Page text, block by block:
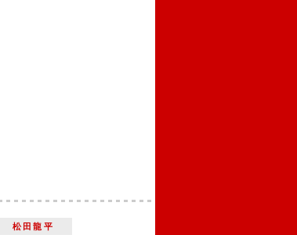
松田龍平